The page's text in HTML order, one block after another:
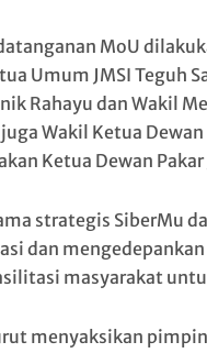
MoU
Umum JMSI Teguh
Rahayu dan Wakil
Wakil Ketua
Ketua Dewan Pakar
strategis SiberMu
dan
masyarakat
menyaksikan